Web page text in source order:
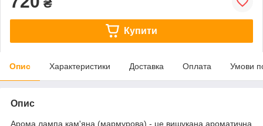
₴
Купити
Опис Характеристики Доставка Оплата Умови
Опис
Арома лампа кам'яна (мармурова) - це вишукана ароматична